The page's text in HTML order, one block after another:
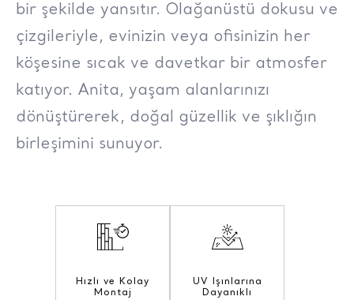
bir şekilde yansıtır. Olağanüstü dokusu ve
çizgileriyle, evinizin veya ofisinizin her
köşesine sıcak ve davetkar bir atmosfer
katıyor. Anita, yaşam alanlarınızı
dönüştürerek, doğal güzellik ve şıklığın
birleşimini sunuyor.
Hızlı ve Kolay
Montaj
UV Işınlarına
Dayanıklı